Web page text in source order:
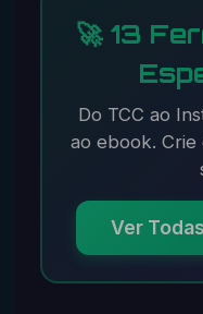
🚀 13
Do TCC ao
ao ebook. Crie
Ver